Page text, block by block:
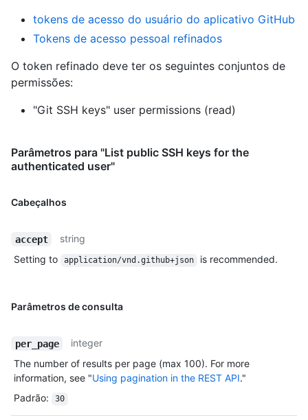
tokens de acesso do usuário do aplicativo GitHub
Tokens de acesso pessoal refinados
O token refinado deve ter os seguintes conjuntos de
permissões:
"Git SSH keys" user permissions (read)
Parâmetros para "List public SSH keys for the
authenticated user"
Cabeçalhos
accept
string
Setting to
application/vnd.github+json is recommended.
Parâmetros de consulta
per_page
integer
The number of results per page (max 100). For more
information, see "Using pagination in the REST API."
Padrão: 30